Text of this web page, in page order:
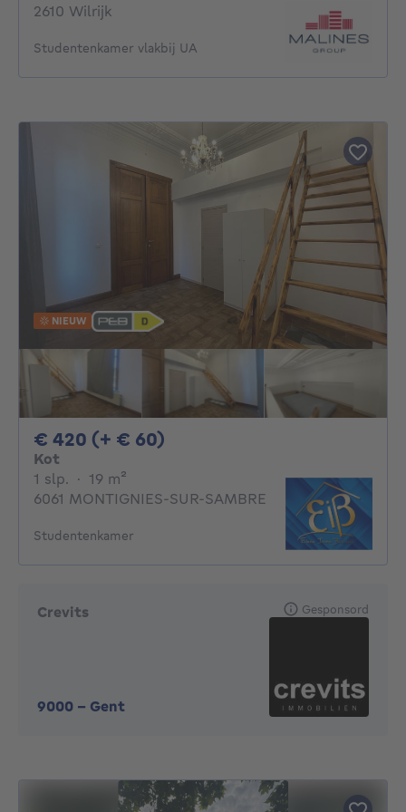
2610 Wilrijk
Studentenkamer vlakbij UA
NIEUW
€ 420 (+ € 60)
Kot
1 slp. 1 slaapkamer
· 19 m²
6061 MONTIGNIES-SUR-SAMBRE
Studentenkamer
Crevits
9000 - Gent
Gesponsord